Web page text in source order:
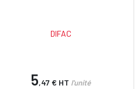
DIFAC
5,47 € HT l'unité